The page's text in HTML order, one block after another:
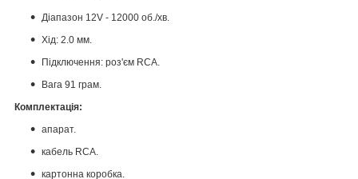
Діапазон 12V - 12000 об./хв.
Хід: 2.0 мм.
Підключення: роз'єм RCA.
Вага 91 грам.
Комплектація:
апарат.
кабель RCA.
картонна коробка.